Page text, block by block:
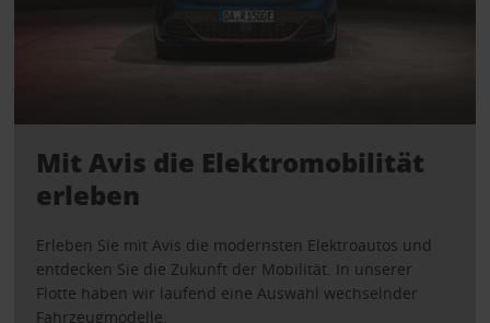
Mit Avis die Elektromobilität
erleben
Erleben Sie mit Avis die modernsten Elektroautos und
entdecken Sie die Zukunft der Mobilität. In unserer
Flotte haben wir laufend eine Auswahl wechselnder
Fahrzeugmodelle.